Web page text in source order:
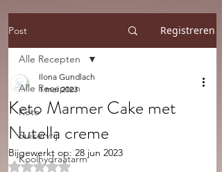
Post Registreren
Alle Recepten
Keto
Suikervrij
Koolhydraatarm
Alle Recepten
Keto Marmer Cake met
Nutella creme
Ilona Gundlach
1 mei 2023
Bijgewerkt op: 28 jun 2023
Beoordeeld met NaN uit 5 sterren.